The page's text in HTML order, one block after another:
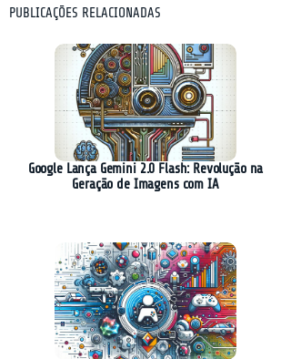
PUBLICAÇÕES RELACIONADAS
Google Lança Gemini 2.0 Flash: Revolução na
Geração de Imagens com IA